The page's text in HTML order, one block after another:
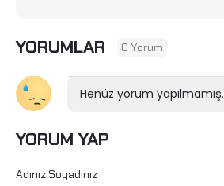
YORUMLAR 0 Yorum
Henüz yorum yapılmamış.
YORUM YAP
Adınız Soyadınız